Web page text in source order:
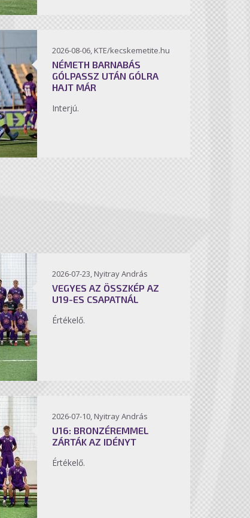
2026-08-06, KTE/kecskemetite.hu
NÉMETH BARNABÁS
GÓLPASSZ UTÁN GÓLRA
HAJT MÁR
Interjú.
2026-07-23, Nyitray András
VEGYES AZ ÖSSZKÉP AZ
U19-ES CSAPATNÁL
Értékelő.
2026-07-10, Nyitray András
U16: BRONZÉREMMEL
ZÁRTÁK AZ IDÉNYT
Értékelő.